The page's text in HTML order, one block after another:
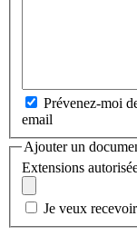
Prévenez-moi
email
Ajouter un
Extensions
Je veux